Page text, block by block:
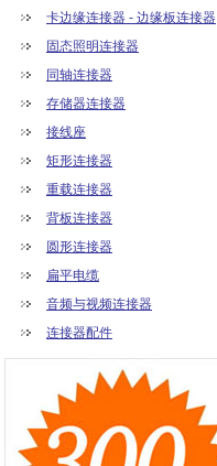
卡边缘连接器 - 边缘板连接器
固态照明连接器
同轴连接器
存储器连接器
接线座
矩形连接器
重载连接器
背板连接器
圆形连接器
扁平电缆
音频与视频连接器
连接器配件